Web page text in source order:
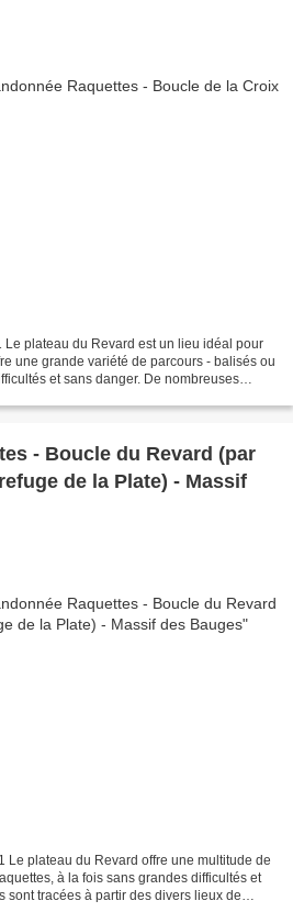
plateau du Revard est un lieu idéal pour
une grande variété de parcours - balisés ou
et sans danger. De nombreuses
- Boucle du Revard (par
de la Plate) - Massif
Le plateau du Revard offre une multitude de
à la fois sans grandes difficultés et
sont tracées à partir des divers lieux de